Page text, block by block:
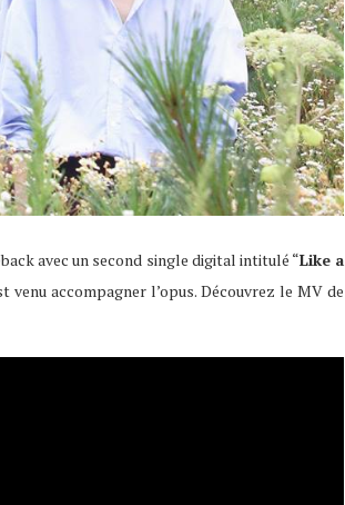
avec un second single digital intitulé “Like a
venu accompagner l’opus. Découvrez le MV de